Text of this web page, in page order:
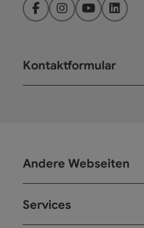
FacebookInstagramYouTubeLinkedIn
Kontaktformular
Andere Webseiten
Services